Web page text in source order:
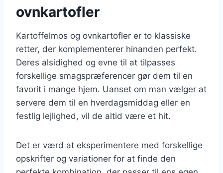
ovnkartofler
Kartoffelmos og ovnkartofler er to klassiske
retter, der komplementerer hinanden perfekt.
Deres alsidighed og evne til at tilpasses
forskellige smagspræferencer gør dem til en
favorit i mange hjem. Uanset om man vælger at
servere dem til en hverdagsmiddag eller en
festlig lejlighed, vil de altid være et hit.
Det er værd at eksperimentere med forskellige
opskrifter og variationer for at finde den